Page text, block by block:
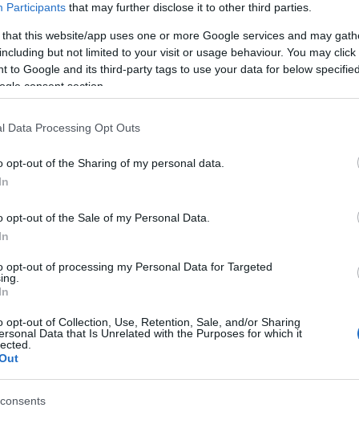
Participants that may further disclose it to other third parties.
that this website/app uses one or more Google services and may
but not limited to your visit or usage behaviour. You may
to Google and its third-party tags to use your data for below
consent section.
Data Processing Opt Outs
opt-out of the Sharing of my personal data.
opt-out of the Sale of my Personal Data.
opt-out of processing my Personal Data for Targeted
opt-out of Collection, Use, Retention, Sale, and/or Sharing
Data that Is Unrelated with the Purposes for which it
de elég gyakran a szülők hozzák őket hozzánk.
lett, így egész évben nagyon sok gyerek
füvet vagy az Almaszószt, s utána nem kell
hiszen a gyerekelőadások zömében
céllal jön, hogy ő legyen a következő valamelyik
akar kötni, s van, aki szeretné, hogy ne
színház és a benne lévő munka, amit ezek a
és önbizalom-erősítő kurzus. Nagyon
idén újra jelentkeztek.
nem csupán játszik és tábort vezet, de Ön
és egy bohém vonalon. A színház és a
szakos tanár lettem, s utána színész. Miután
valamiért hiányzik nekem a pedagógia, és a
A drámapedagógiát is ezért végeztem el. A
Az addigi vezető elment, a színház, mint
s újra kellett alapítani az egész iskolát. Az
rendkívül örülök, s érzem az egységet a